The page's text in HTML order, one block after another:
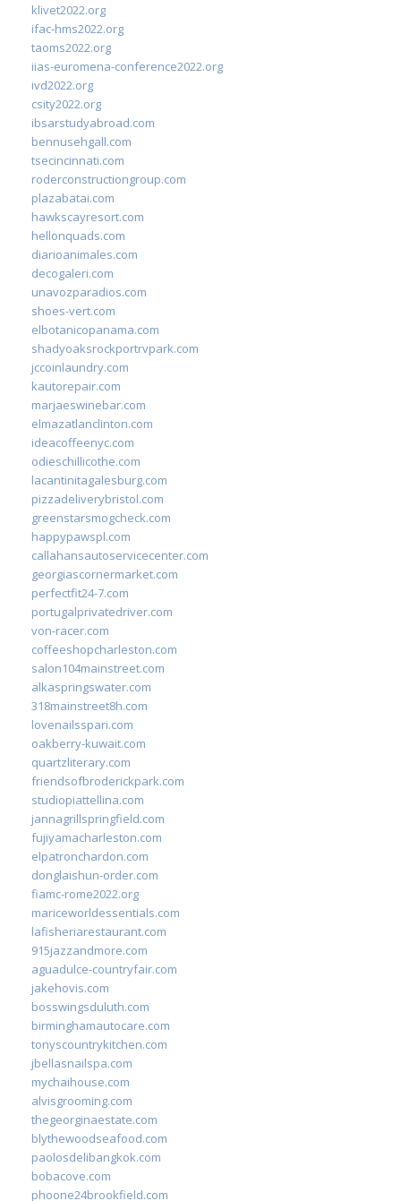
klivet2022.org
ifac-hms2022.org
taoms2022.org
iias-euromena-conference2022.org
ivd2022.org
csity2022.org
ibsarstudyabroad.com
bennusehgall.com
tsecincinnati.com
roderconstructiongroup.com
plazabatai.com
hawkscayresort.com
hellonquads.com
diarioanimales.com
decogaleri.com
unavozparadios.com
shoes-vert.com
elbotanicopanama.com
shadyoaksrockportrvpark.com
jccoinlaundry.com
kautorepair.com
marjaeswinebar.com
elmazatlanclinton.com
ideacoffeenyc.com
odieschillicothe.com
lacantinitagalesburg.com
pizzadeliverybristol.com
greenstarsmogcheck.com
happypawspl.com
callahansautoservicecenter.com
georgiascornermarket.com
perfectfit24-7.com
portugalprivatedriver.com
von-racer.com
coffeeshopcharleston.com
salon104mainstreet.com
alkaspringswater.com
318mainstreet8h.com
lovenailsspari.com
oakberry-kuwait.com
quartzliterary.com
friendsofbroderickpark.com
studiopiattellina.com
jannagrillspringfield.com
fujiyamacharleston.com
elpatronchardon.com
donglaishun-order.com
fiamc-rome2022.org
mariceworldessentials.com
lafisheriarestaurant.com
915jazzandmore.com
aguadulce-countryfair.com
jakehovis.com
bosswingsduluth.com
birminghamautocare.com
tonyscountrykitchen.com
jbellasnailspa.com
mychaihouse.com
alvisgrooming.com
thegeorginaestate.com
blythewoodseafood.com
paolosdelibangkok.com
bobacove.com
phoone24brookfield.com